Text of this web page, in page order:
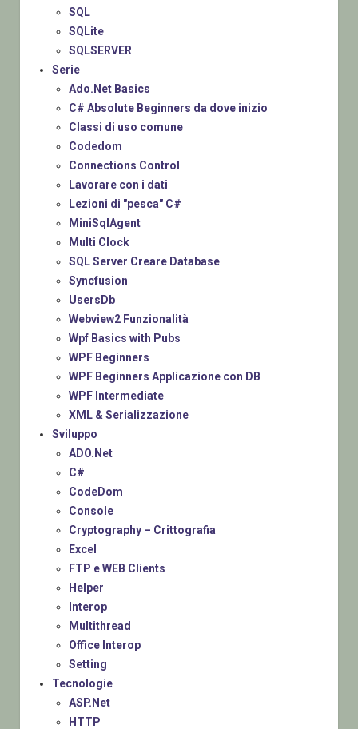
SQL
SQLite
SQLSERVER
Serie
Ado.Net Basics
C# Absolute Beginners da dove inizio
Classi di uso comune
Codedom
Connections Control
Lavorare con i dati
Lezioni di "pesca" C#
MiniSqlAgent
Multi Clock
SQL Server Creare Database
Syncfusion
UsersDb
Webview2 Funzionalità
Wpf Basics with Pubs
WPF Beginners
WPF Beginners Applicazione con DB
WPF Intermediate
XML & Serializzazione
Sviluppo
ADO.Net
C#
CodeDom
Console
Cryptography – Crittografia
Excel
FTP e WEB Clients
Helper
Interop
Multithread
Office Interop
Setting
Tecnologie
ASP.Net
HTTP